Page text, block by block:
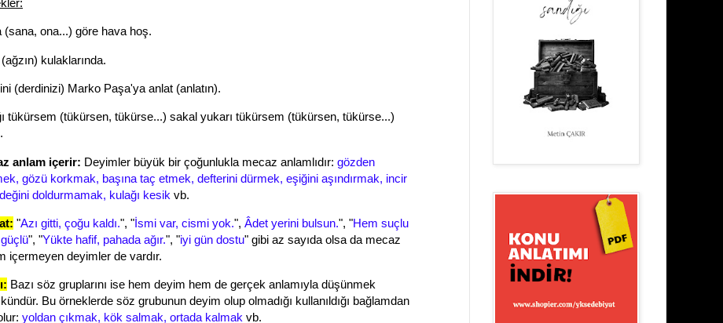
(sana, ona...) göre hava hoş.
kulaklarında.
(derdinizi) Marko Paşa'ya anlat (anlatın).
tükürsem (tükürsen, tükürse...) sakal yukarı tükürsem (tükürsen, tükürse...)
anlam içerir: Deyimler büyük bir çoğunlukla mecaz anlamlıdır: gözden
gözü korkmak, başına taç etmek, defterini dürmek, eşiğini aşındırmak, incir
doldurmamak, kulağı kesik vb.
"Azı gitti, çoğu kaldı.", "İsmi var, cismi yok.", Âdet yerini bulsun.", "Hem suçlu
", "Yükte hafif, pahada ağır.", "iyi gün dostu" gibi az sayıda olsa da mecaz
içermeyen deyimler de vardır.
Bazı söz gruplarını ise hem deyim hem de gerçek anlamıyla düşünmek
Bu örneklerde söz grubunun deyim olup olmadığı kullanıldığı bağlamdan
yoldan çıkmak, kök salmak, ortada kalmakvb.